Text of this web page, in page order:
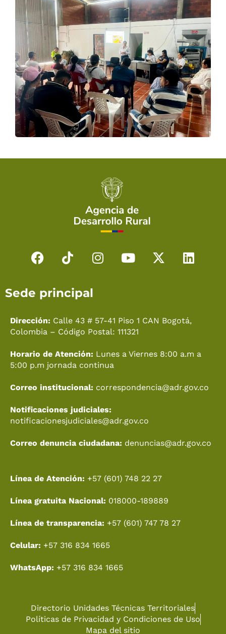
F
e
o
o
T
t
k
I
g
r
m
Y
b
e
X
t
r
L
d
Sede principal
Dirección: Calle 43 # 57-41 Piso 1 CAN Bogotá,
Colombia – Código Postal: 111321
Horario de Atención: Lunes a Viernes 8:00 a.m a
5:00 p.m jornada continua
Correo institucional: correspondencia@adr.gov.co
Notificaciones judiciales:
notificacionesjudiciales@adr.gov.co
Correo denuncia ciudadana: denuncias@adr.gov.co
Línea de Atención: +57 (601) 748 22 27
Línea gratuita Nacional: 018000-189889
Línea de transparencia: +57 (601) 747 78 27
Celular: +57 316 834 1665
WhatsApp: +57 316 834 1665
Directorio Unidades Técnicas Territoriales
Políticas de Privacidad y Condiciones de Uso
Mapa del sitio